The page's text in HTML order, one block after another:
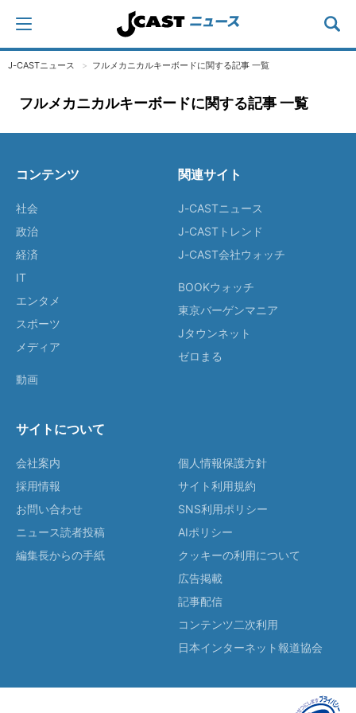
J-CASTニュース フルメカニカルキーボードに関する記事 一覧
フルメカニカルキーボードに関する記事 一覧
コンテンツ
社会
政治
経済
IT
エンタメ
スポーツ
メディア
動画
関連サイト
J-CASTニュース
J-CASTトレンド
J-CAST会社ウォッチ
BOOKウォッチ
東京バーゲンマニア
Jタウンネット
ゼロまる
サイトについて
会社案内
採用情報
お問い合わせ
ニュース読者投稿
編集長からの手紙
個人情報保護方針
サイト利用規約
SNS利用ポリシー
AIポリシー
クッキーの利用について
広告掲載
記事配信
コンテンツ二次利用
日本インターネット報道協会